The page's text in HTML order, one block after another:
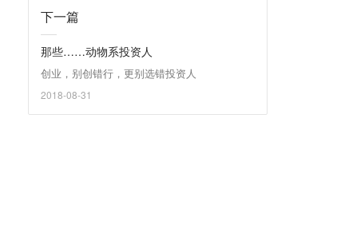
下一篇
那些……动物系投资人
创业，别创错行，更别选错投资人
2018-08-31